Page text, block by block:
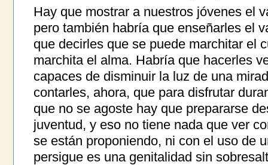
Hay que mostrar a nuestros jóvenes el
pero también habría que enseñarles el
que decirles que se puede marchitar el
marchita el alma. Habría que hacerles
capaces de disminuir la luz de una
contarles, ahora, que para disfrutar
que no se agoste hay que prepararse
juventud, y eso no tiene nada que ver
se están proponiendo, ni con el uso de
persigue es una genitalidad sin